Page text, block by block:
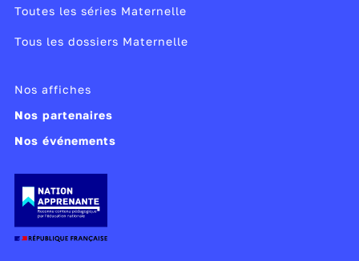
Toutes les séries Maternelle
Tous les dossiers Maternelle
Nos affiches
Nos partenaires
Nos événements